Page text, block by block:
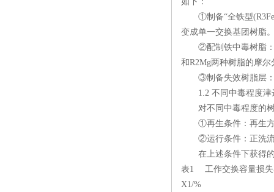
①制备“全铁型(R3Fe)”
变成单一交换基团树脂
②配制铁中毒树脂：用
和R2Mg两种树脂的摩尔
③制备失效树脂层：
1.2 不同中毒程度津
对不同中毒程度的树
①再生条件：再生方式
②运行条件：正洗流速
在上述条件下获得的
表1 工作交换容量损失
X1/%